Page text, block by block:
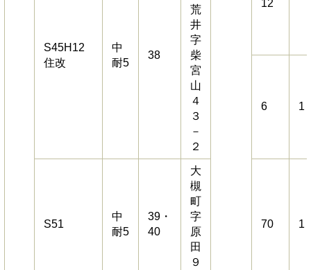
S45H12
住改
中
耐5
38
荒
井
字
柴
宮
山
４
３
－
２
12
6 1
S51
中
耐5
39・
40
大
槻
町
字
原
田
９
70 1